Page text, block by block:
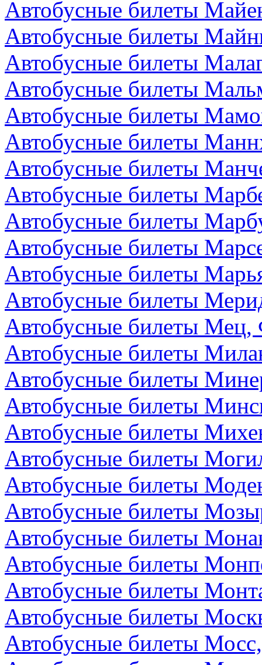
Автобусные билеты
Автобусные билеты
Автобусные билеты
Автобусные билеты
Автобусные билеты
Автобусные билеты
Автобусные билеты
Автобусные билеты
Автобусные билеты
Автобусные билеты
Автобусные билеты
Автобусные билеты
Автобусные билеты Мец,
Автобусные билеты
Автобусные билеты
Автобусные билеты
Автобусные билеты
Автобусные билеты
Автобусные билеты
Автобусные билеты
Автобусные билеты
Автобусные билеты
Автобусные билеты
Автобусные билеты
Автобусные билеты